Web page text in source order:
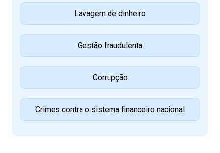
Lavagem de dinheiro
Gestão fraudulenta
Corrupção
Crimes contra o sistema financeiro nacional